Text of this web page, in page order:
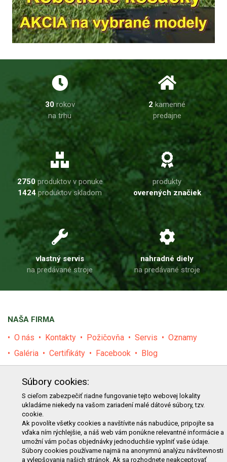
30rokov
na trhu
2 kamenné
predajne
2750produktov v ponuke
1424produktov skladom
produkty
overených značiek
vlastný servis
na predávané stroje
nahradné diely
na predávané stroje
NAŠA FIRMA
O nás Kontakty Požičovňa Servis
Oznamy
Galéria
Certifikáty Facebook Blog
E-shop Akcie Darčekové poukážky
Katalógy
Zľavy
Novinky Predávané značky
Bazár
Výzvy pre obce a firmy
NAKUPOVANIE
Súbory cookies:
S cieľom zabezpečiť riadne fungovanie tejto webovej lokality
ukladáme niekedy na vašom zariadení malé dátové súbory, tzv.
cookie.
Ak povolíte všetky cookies a navštívite nás nabudúce, pripojíte sa
vďaka ním rýchlejšie, a náš web vám ponúkne relevantné informácie a
umožní vám počas objednávky jednoduchšie vyplniť vaše údaje.
Súbory cookies používame najmä na anonymnú analýzu návštevnosti
a vylepšovania našich stránok. Ak sa rozhodnete neakceptovať